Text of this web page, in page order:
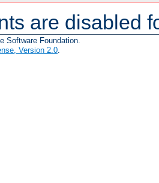
are disabled
Software Foundation.
Version 2.0.